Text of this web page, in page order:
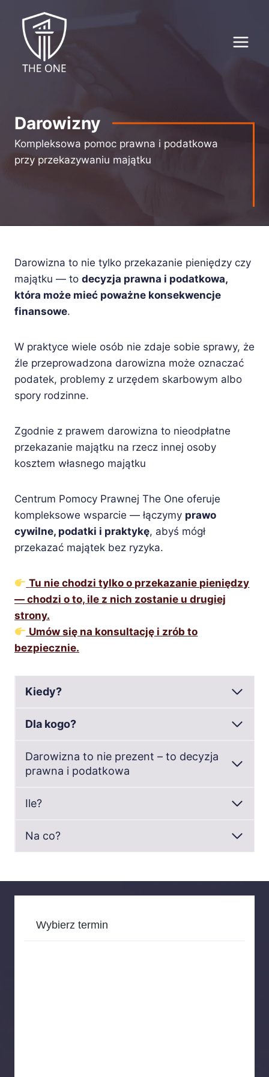
treści
Darowizny
Kompleksowa pomoc prawna i podatkowa
przy przekazywaniu majątku
Darowizna to nie tylko przekazanie pieniędzy czy
majątku — to decyzja prawna i podatkowa,
która może mieć poważne konsekwencje
finansowe.
W praktyce wiele osób nie zdaje sobie sprawy, że
źle przeprowadzona darowizna może oznaczać
podatek, problemy z urzędem skarbowym albo
spory rodzinne.
Zgodnie z prawem darowizna to nieodpłatne
przekazanie majątku na rzecz innej osoby
kosztem własnego majątku
Centrum Pomocy Prawnej The One oferuje
kompleksowe wsparcie — łączymy prawo
cywilne, podatki i praktykę, abyś mógł
przekazać majątek bez ryzyka.
Tu nie chodzi tylko o przekazanie pieniędzy
— chodzi o to, ile z nich zostanie u drugiej
strony.
Umów się na konsultację i zrób to
bezpiecznie.
Kiedy?
Dla kogo?
Darowizna to nie prezent – to decyzja
prawna i podatkowa
Ile?
Na co?
Wybierz termin